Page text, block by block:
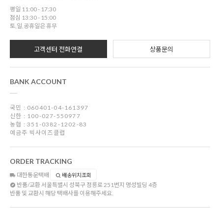
평일 11:00 - 17:30
점심 13:30 - 15:00
토,일,공휴일은 휴무
고객센터 전화연결 상품문의
BANK ACCOUNT
국민 : 060401-04-161397
신한 : 100-027-550977
농협 : 351-0382-1202-83
예금주 빅사이즈클럽
ORDER TRACKING
대한통운택배 배송위치조회
반품/교환서울특별시 성북구 정릉로 251번지 명성빌딩 4층
반품 및 교환시 해당 택배사를 이용해주세요.